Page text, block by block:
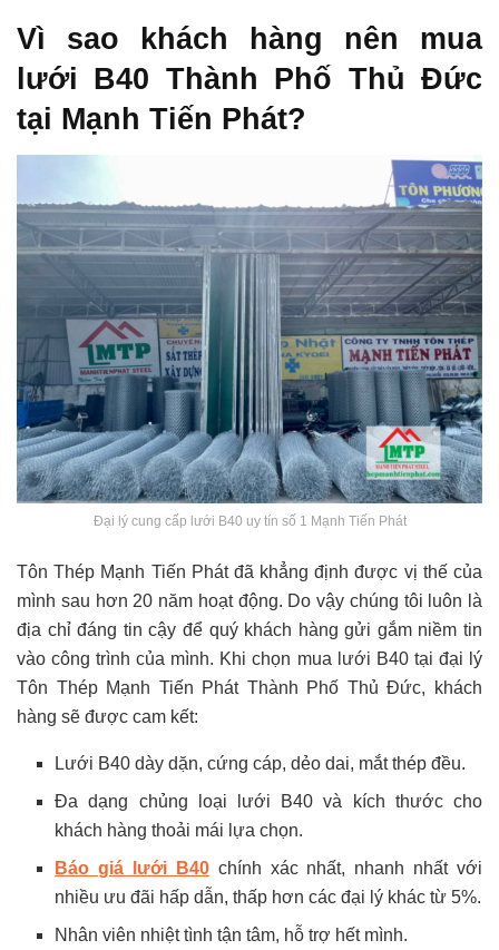
Vì sao khách hàng nên mua
lưới B40 Thành Phố Thủ Đức
tại Mạnh Tiến Phát?
Đại lý cung cấp lưới B40 uy tín số 1 Mạnh Tiến Phát
Tôn Thép Mạnh Tiến Phát đã khẳng định được vị thế của
mình sau hơn 20 năm hoạt động. Do vậy chúng tôi luôn là
địa chỉ đáng tin cậy để quý khách hàng gửi gắm niềm tin
vào công trình của mình. Khi chọn mua lưới B40 tại đại lý
Tôn Thép Mạnh Tiến Phát Thành Phố Thủ Đức, khách
hàng sẽ được cam kết:
Lưới B40 dày dặn, cứng cáp, dẻo dai, mắt thép đều.
Đa dạng chủng loại lưới B40 và kích thước cho
khách hàng thoải mái lựa chọn.
Báo giá lưới B40 chính xác nhất, nhanh nhất với
nhiều ưu đãi hấp dẫn, thấp hơn các đại lý khác từ 5%.
Nhân viên nhiệt tình tận tâm, hỗ trợ hết mình.